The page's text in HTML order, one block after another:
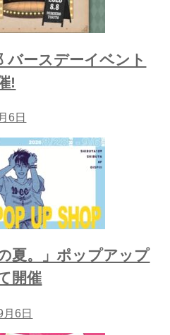
バースデーイベント
!
6日
夏。」ポップアップ
開催
6日